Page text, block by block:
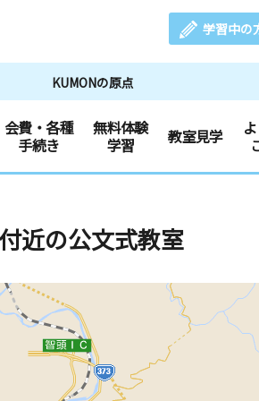
学習中の
KUMONの原点
会費・各種
手続き
無料体験
学習
教室見学
付近の公文式教室